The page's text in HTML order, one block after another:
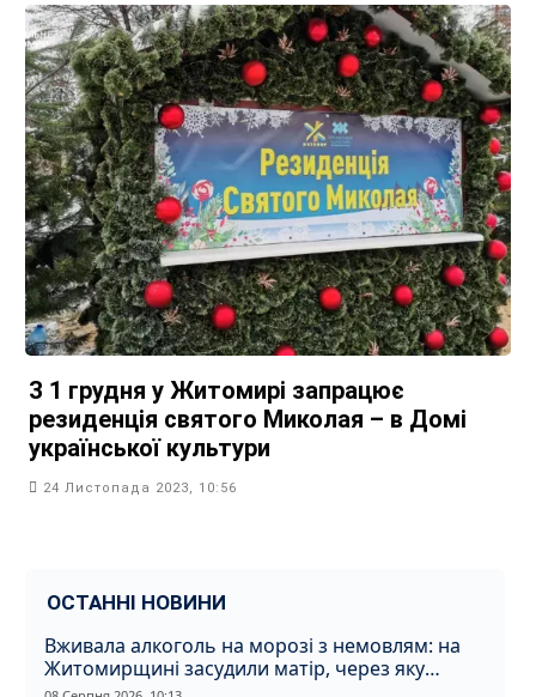
З 1 грудня у Житомирі запрацює
резиденція святого Миколая – в Домі
української культури
24 Листопада 2023, 10:56
ОСТАННІ НОВИНИ
Вживала алкоголь на морозі з немовлям: на
Житомирщині засудили матір, через яку
дитина отримала обмороження